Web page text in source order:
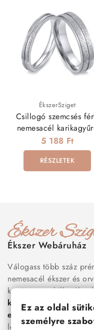
ÉkszerSziget
Csillogó szemcsés
nemesacél
5 188 Ft
RÉSZLETEK
Ékszer Webáruház
Válogass több száz
nemesacél ékszer és
között megtalálhatók
karkötők
, női
esküvői kiegészítők
legújabb trendeket
Ez az oldal
személyre